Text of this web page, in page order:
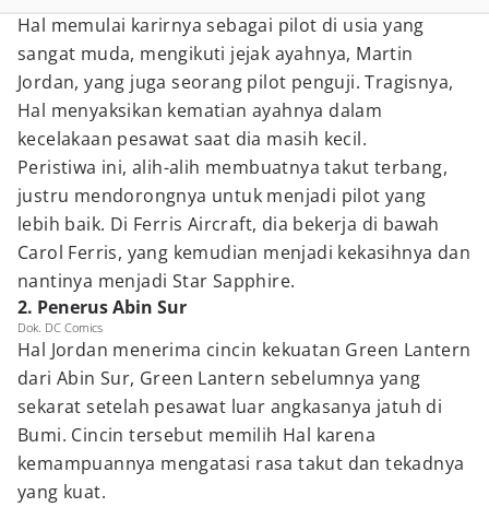
Hal memulai karirnya sebagai pilot di usia yang
sangat muda, mengikuti jejak ayahnya, Martin
Jordan, yang juga seorang pilot penguji. Tragisnya,
Hal menyaksikan kematian ayahnya dalam
kecelakaan pesawat saat dia masih kecil.
Peristiwa ini, alih-alih membuatnya takut terbang,
justru mendorongnya untuk menjadi pilot yang
lebih baik. Di Ferris Aircraft, dia bekerja di bawah
Carol Ferris, yang kemudian menjadi kekasihnya dan
nantinya menjadi Star Sapphire.
2. Penerus Abin Sur
Dok. DC Comics
Hal Jordan menerima cincin kekuatan Green Lantern
dari Abin Sur, Green Lantern sebelumnya yang
sekarat setelah pesawat luar angkasanya jatuh di
Bumi. Cincin tersebut memilih Hal karena
kemampuannya mengatasi rasa takut dan tekadnya
yang kuat.